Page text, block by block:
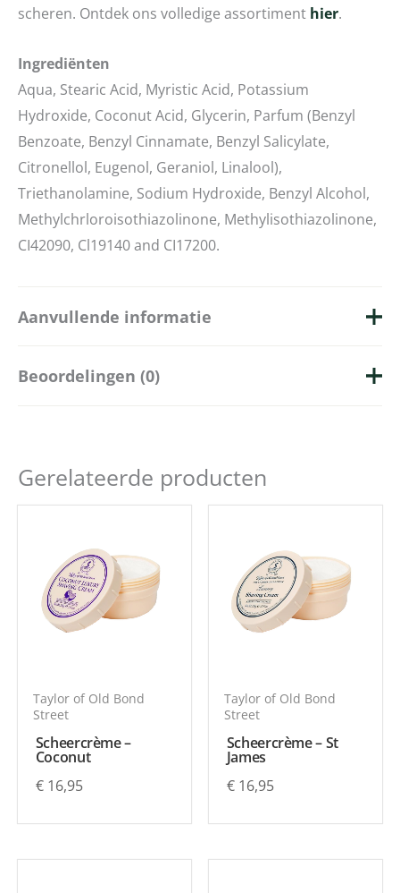
scheren. Ontdek ons volledige assortiment hier.
Ingrediënten
Aqua, Stearic Acid, Myristic Acid, Potassium
Hydroxide, Coconut Acid, Glycerin, Parfum (Benzyl
Benzoate, Benzyl Cinnamate, Benzyl Salicylate,
Citronellol, Eugenol, Geraniol, Linalool),
Triethanolamine, Sodium Hydroxide, Benzyl Alcohol,
Methylchrloroisothiazolinone, Methylisothiazolinone,
CI42090, Cl19140 and CI17200.
Aanvullende informatie
Merk
Beoordelingen (0)
Enkel ingelogde klanten die dit product gekocht
hebben, kunnen een beoordeling schrijven.
Gerelateerde producten
Taylor of Old Bond
Street
Scheercrème –
Coconut
€16,95
Taylor of Old Bond
Street
Scheercrème – St
James
€16,95